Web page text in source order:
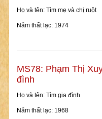
Họ và tên: Tìm mẹ và chị ruột
Năm thất lạc: 1974
MS78: Phạm Thị
đình
Họ và tên: Tìm gia đình
Năm thất lạc: 1968